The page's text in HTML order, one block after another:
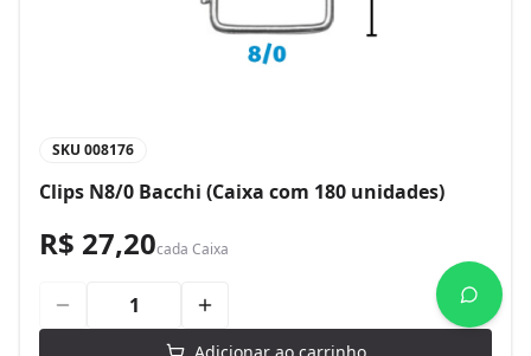
SKU 008176
Clips N8/0 Bacchi (Caixa com 180 unidades)
R$ 27,20cada Caixa